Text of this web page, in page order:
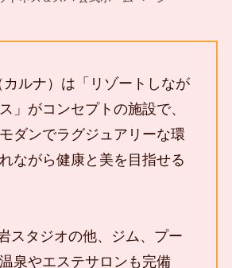
ルナ）は「リゾートしなが
」がコンセプトの施設で、
ダンでラグジュアリーな環
ながら健康と美を目指せる
タジオの他、ジム、プー
泉やエステサロンも完備